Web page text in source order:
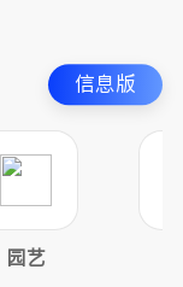
信息版
园艺